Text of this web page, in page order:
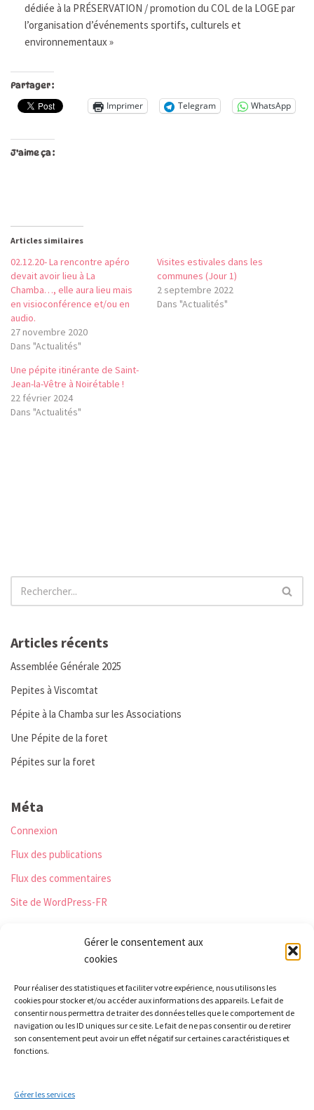
Gérer le consentement aux
cookies
Pour réaliser des statistiques et faciliter votre expérience, nous utilisons les
cookies pour stocker et/ou accéder aux informations des appareils. Le fait de
consentir nous permettra de traiter des données telles que le comportement de
navigation ou les ID uniques sur ce site. Le fait de ne pas consentir ou de retirer
son consentement peut avoir un effet négatif sur certaines caractéristiques et
fonctions.
Gérer les services
dédiée à la PRÉSERVATION / promotion du COL de la LOGE par
l’organisation d’événements sportifs, culturels et
environnementaux »
Partager :
Imprimer Telegram WhatsApp
J’aime ça :
Articles similaires
02.12.20- La rencontre apéro
devait avoir lieu à La
Chamba…, elle aura lieu mais
en visioconférence et/ou en
audio.
27 novembre 2020
Dans "Actualités"
Visites estivales dans les
communes (Jour 1)
2 septembre 2022
Dans "Actualités"
Une pépite itinérante de Saint-
Jean-la-Vêtre à Noirétable !
22 février 2024
Dans "Actualités"
Articles récents
Assemblée Générale 2025
Pepites à Viscomtat
Pépite à la Chamba sur les Associations
Une Pépite de la foret
Pépites sur la foret
Méta
Connexion
Flux des publications
Flux des commentaires
Site de WordPress-FR
Le Relais
21 rue Peurière
42440 Noirétable
contact[a]lesmontsquipetillent.org